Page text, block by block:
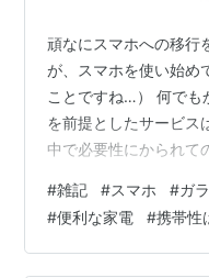
頑なにスマホへの移行
が、スマホを使い始め
ことですね…） 何でも
を前提としたサービ
中で必要性にかられて
しての有様はガラケー
と恩恵にはあずかって
り、外でネットを使う
#雑記 #スマホ #ガ
#便利な家電 #携帯性